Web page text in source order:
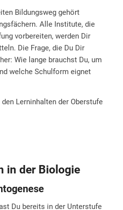
Bildungsweg gehört
Alle Institute, die
vorbereiten, werden Dir
Die Frage, die Du Dir
Wie lange brauchst Du, um
welche Schulform eignet
Lerninhalten der Oberstufe
in der Biologie
Du bereits in der Unterstufe